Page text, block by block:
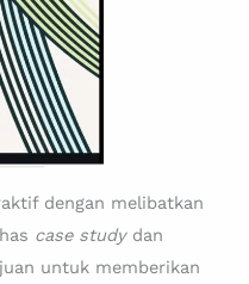
dengan melibatkan
case study dan
untuk memberikan